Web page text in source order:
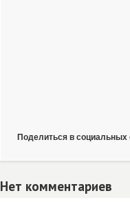
Поделиться в социальных
Нет комментариев